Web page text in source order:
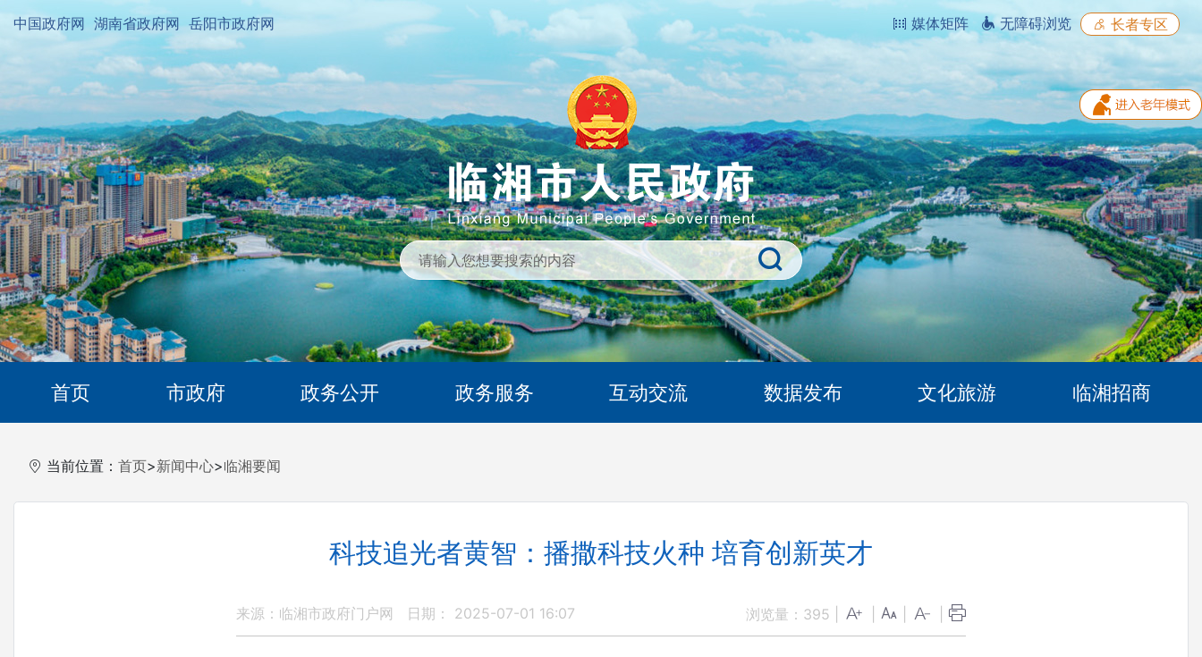
中国政府网 湖南省政府网 岳阳市政府网 媒体矩阵 无障碍浏览 长者专区
首页 市政府 政务公开 政务服务 互动交流 数据发布 文化旅游 临湘招商
当前位置： 首页>新闻中心>临湘要闻
科技追光者黄智：播撒科技火种 培育创新英才
来源：临湘市政府门户网 日期： 2025-07-01 16:07 浏览量： 395